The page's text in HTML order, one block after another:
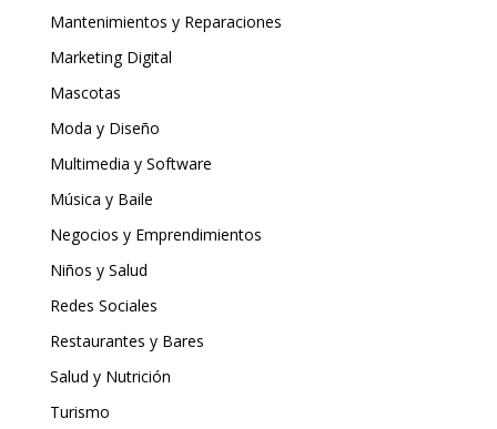
Mantenimientos y Reparaciones
Marketing Digital
Mascotas
Moda y Diseño
Multimedia y Software
Música y Baile
Negocios y Emprendimientos
Niños y Salud
Redes Sociales
Restaurantes y Bares
Salud y Nutrición
Turismo